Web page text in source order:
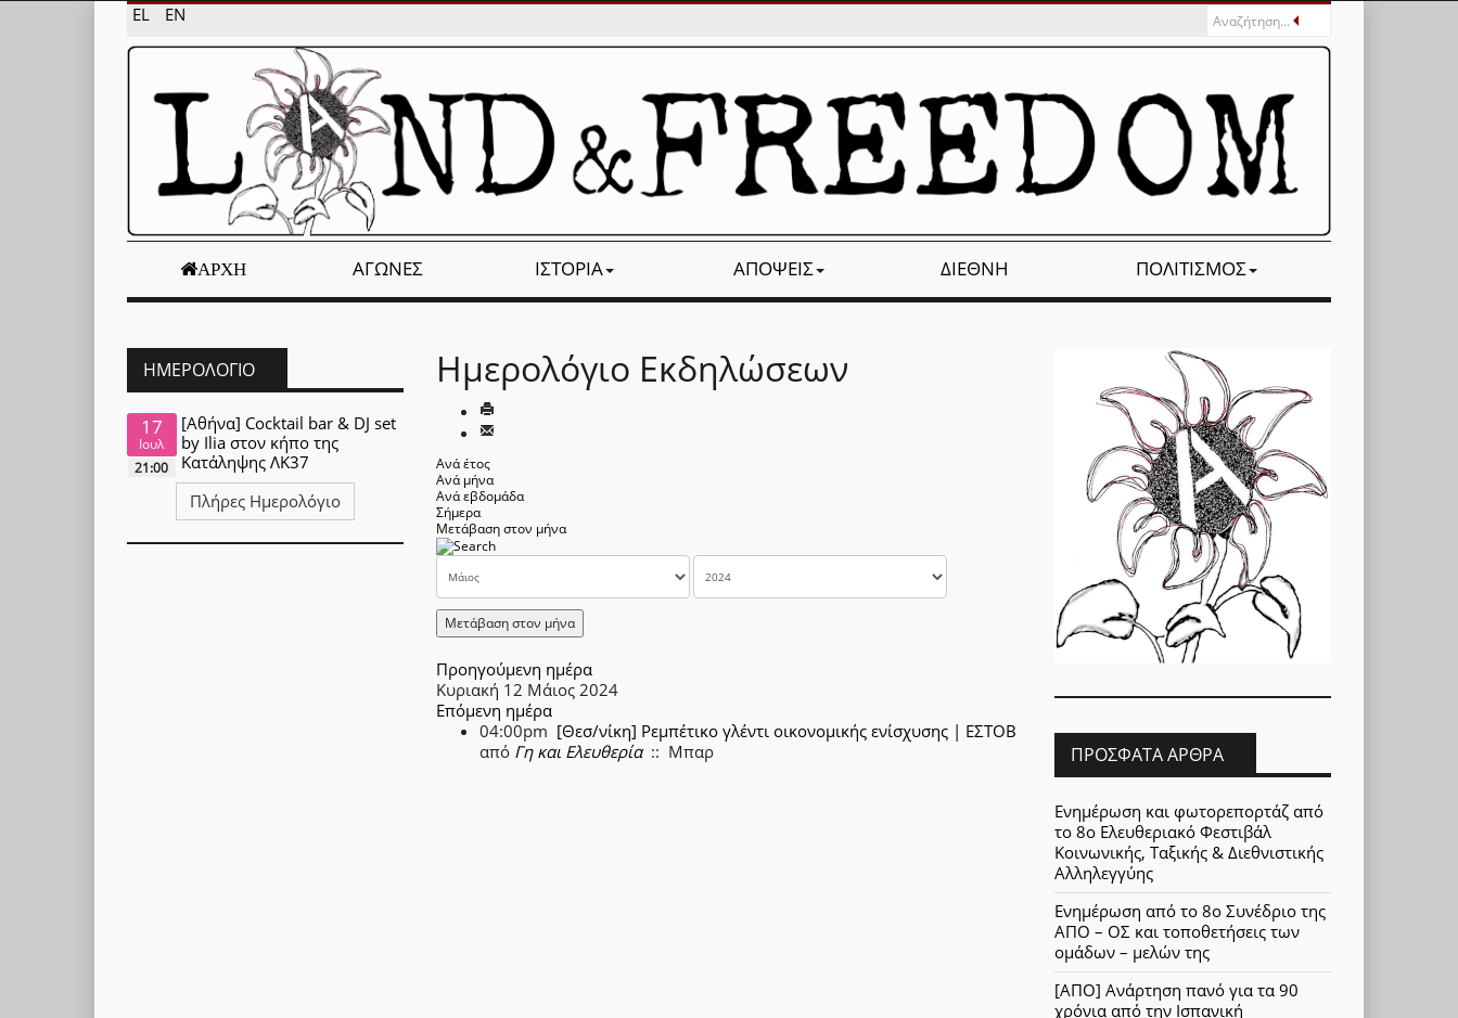
EL EN
ΑΡΧΉ ΑΓΏΝΕΣ ΙΣΤΟΡΊΑ ΑΠΌΨΕΙΣ ΔΙΕΘΝΉ ΠΟΛΙΤΙΣΜΌΣ
Ημερολόγιο Εκδηλώσεων
Ανά έτος
Ανά μήνα
Ανά εβδομάδα
Σήμερα
Μετάβαση στον μήνα
Μετάβαση στον μήνα
Προηγούμενη ημέρα
Κυριακή 12 Μάιος 2024
Επόμενη ημέρα
04:00pm [Θεσ/νίκη] Ρεμπέτικο γλέντι οικονομικής ενίσχυσης | ΕΣΤΟΒ
από Γη και Ελευθερία:: Μπαρ
ΗΜΕΡΟΛΌΓΙΟ
17
Ιουλ
21:00
[Αθήνα] Cocktail bar & DJ set
by Ilia στον κήπο της
Κατάληψης ΛΚ37
Πλήρες Ημερολόγιο
ΠΡΌΣΦΑΤΑ ΆΡΘΡΑ
Ενημέρωση και φωτορεπορτάζ από
το 8ο Ελευθεριακό Φεστιβάλ
Κοινωνικής, Ταξικής & Διεθνιστικής
Αλληλεγγύης
Ενημέρωση από το 8ο Συνέδριο της
ΑΠΟ – ΟΣ και τοποθετήσεις των
ομάδων – μελών της
[ΑΠΟ] Ανάρτηση πανό για τα 90
χρόνια από την Ισπανική